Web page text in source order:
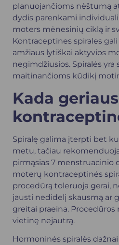
planuojančioms nėštumą
dydis parenkami
moters mėnesinių ciklą ir
Kontraceptines spirales
amžiaus lytiškai aktyvios
negimdžiusios. Spiralės yra
maitinančioms kūdikį
Kada
Spiralę galima įterpti bet
metu, tačiau
pirmąsias 7 menstruacinio
moterų kontraceptinės
procedūrą toleruoja gerai,
jausti nedidelį skausmą ar
greitai praeina.
vietinę nejautrą.
Hormoninės spiralės